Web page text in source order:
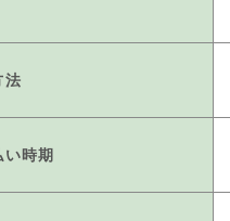
法
時期